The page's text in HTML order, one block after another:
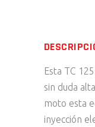
Esta TC
sin duda
moto esta
inyección